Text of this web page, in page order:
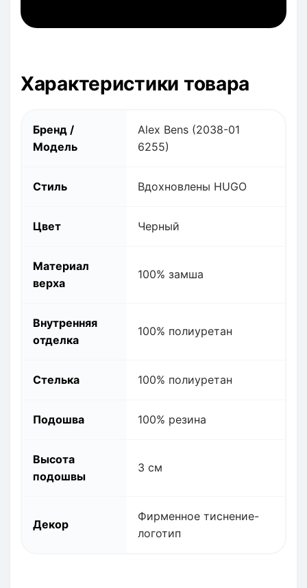
Характеристики товара
Бренд /
Модель
Alex Bens (2038-01
6255)
Стиль Вдохновлены HUGO
Цвет Черный
Материал
верха
100% замша
Внутренняя
отделка
100% полиуретан
Стелька 100% полиуретан
Подошва 100% резина
Высота
подошвы
3 см
Декор
Фирменное тиснение-
логотип